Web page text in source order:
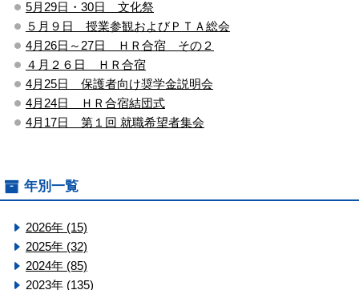
5月29日・30日 文化祭
５月９日 授業参観およびＰＴＡ総会
4月26日～27日 ＨＲ合宿 その２
４月２６日 ＨＲ合宿
4月25日 保護者向け奨学金説明会
4月24日 ＨＲ合宿結団式
4月17日 第１回 就職希望者集会
年別一覧
2026年 (15)
2025年 (32)
2024年 (85)
2023年 (135)